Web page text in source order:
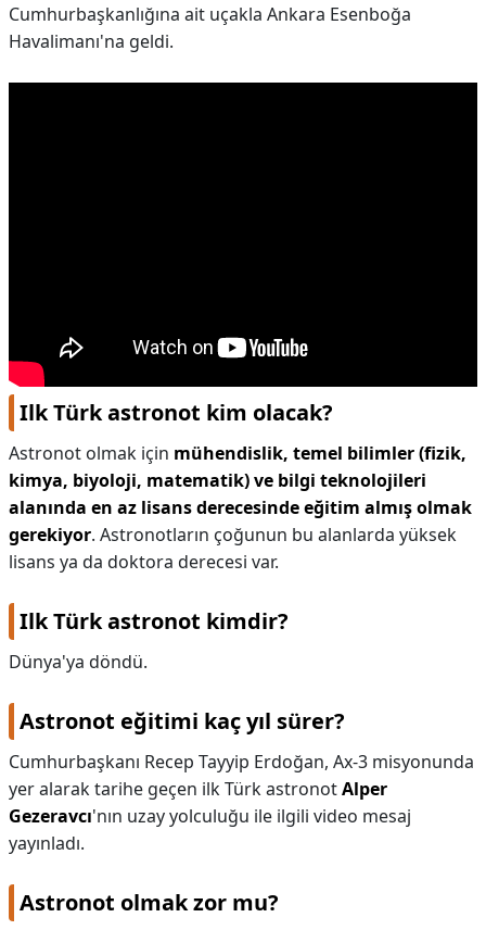
Cumhurbaşkanlığına ait uçakla Ankara Esenboğa
Havalimanı'na geldi.
Ilk Türk astronot kim olacak?
Astronot olmak için mühendislik, temel bilimler (fizik,
kimya, biyoloji, matematik) ve bilgi teknolojileri
alanında en az lisans derecesinde eğitim almış olmak
gerekiyor. Astronotların çoğunun bu alanlarda yüksek
lisans ya da doktora derecesi var.
Ilk Türk astronot kimdir?
Dünya'ya döndü.
Astronot eğitimi kaç yıl sürer?
Cumhurbaşkanı Recep Tayyip Erdoğan, Ax-3 misyonunda
yer alarak tarihe geçen ilk Türk astronotAlper
Gezeravcı'nın uzay yolculuğu ile ilgili video mesaj
yayınladı.
Astronot olmak zor mu?